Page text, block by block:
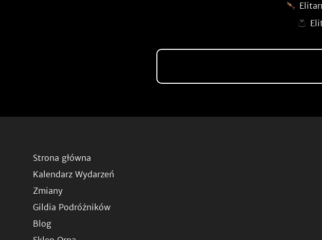
Strona główna
Kalendarz Wydarzeń
Zmiany
Gildia Podróżników
Blog